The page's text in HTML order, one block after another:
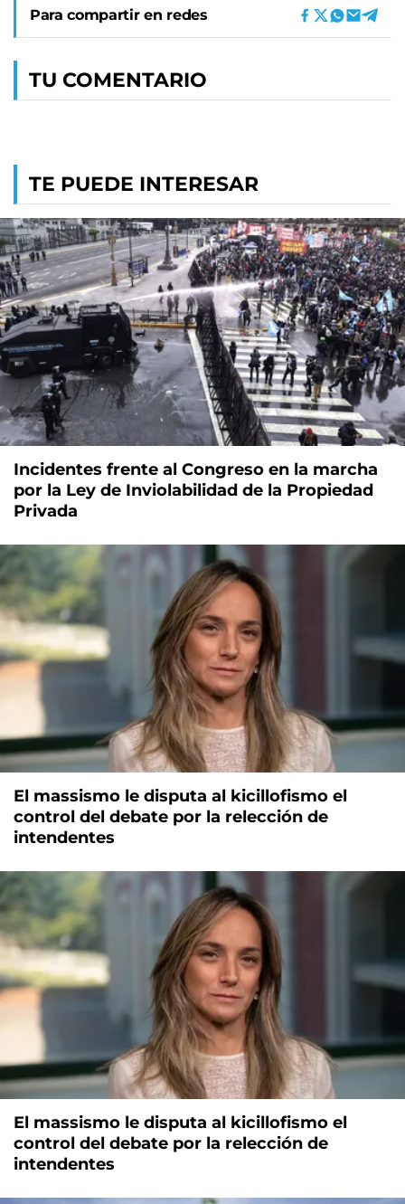
Para compartir en redes
TU COMENTARIO
TE PUEDE INTERESAR
Incidentes frente al Congreso en la marcha
por la Ley de Inviolabilidad de la Propiedad
Privada
El massismo le disputa al kicillofismo el
control del debate por la relección de
intendentes
El massismo le disputa al kicillofismo el
control del debate por la relección de
intendentes